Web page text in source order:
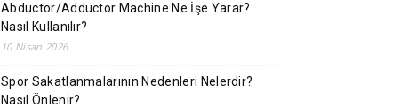
Abductor/Adductor Machine Ne İşe Yarar?
Nasıl Kullanılır?
10 Nisan 2026
Spor Sakatlanmalarının Nedenleri Nelerdir?
Nasıl Önlenir?